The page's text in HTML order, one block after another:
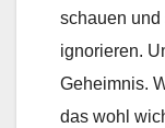
schauen
ignorieren.
Geheimnis.
das wohl